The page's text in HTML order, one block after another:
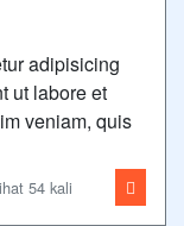
adipisicing
ut labore et
veniam, quis
54 kali